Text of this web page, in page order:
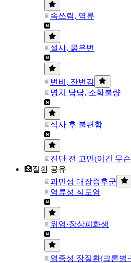
속쓰림, 역류
설사, 묽은변
변비, 잔변감
명치 답답, 소화불량
식사 후 불편함
진단 전 고민(이건 무
🏥질환 공유
과민성 대장증후군
역류성 식도염
위염·장상피화생
염증성 장질환(크론병